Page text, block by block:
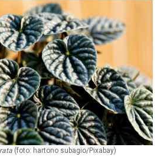
(foto: hartono subagio/Pixabay)